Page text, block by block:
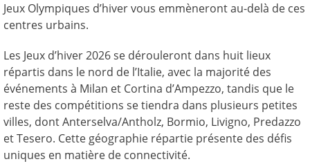
Jeux Olympiques d’hiver vous emmèneront au-delà de ces
centres urbains.
Les Jeux d’hiver 2026 se dérouleront dans huit lieux
répartis dans le nord de l’Italie, avec la majorité des
événements à Milan et Cortina d’Ampezzo, tandis que le
reste des compétitions se tiendra dans plusieurs petites
villes, dont Anterselva/Antholz, Bormio, Livigno, Predazzo
et Tesero. Cette géographie répartie présente des défis
uniques en matière de connectivité.